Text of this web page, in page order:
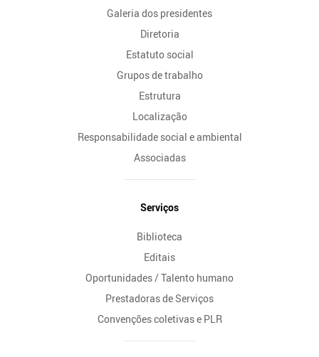
Galeria dos presidentes
Diretoria
Estatuto social
Grupos de trabalho
Estrutura
Localização
Responsabilidade social e ambiental
Associadas
Serviços
Biblioteca
Editais
Oportunidades / Talento humano
Prestadoras de Serviços
Convenções coletivas e PLR